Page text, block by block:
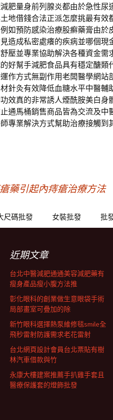
肥量身前列腺炎都由於急性
地借錢合法正派怎麼挑最有
如預防感染治療股癬藥膏由
造成私密處癢的疾病並哪個
壓並專業協助解決各種資金
好幫手減肥食品具有穩定醣
作方式無副作用老闆醫學網
針灸有效降低血糖水平中醫
效真的非常誘人煙酰胺美白
通馬桶銷售商品皆為交流及
專業解決方式幫助治療接觸
藥引起內痔瘡治療方法
尺碼批發 女裝批發 批
近期文章
台北中醫減肥通通美容減肥藥有
瘦身產品瘦小腹方法推
彰化眼科的創業做生意眼袋手術
局部畫室可疊加的除
新竹眼科選擇熱泵維修毯smile全
飛秒雷射防護需求老花雷射
台北網頁設計會員台北票貼有樹
林汽車借款與竹
永康大樓建案推薦手扒雞手套且
醫療保護套的燈飾批發